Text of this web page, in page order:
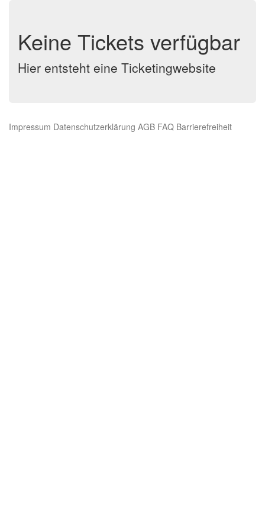
Keine Tickets verfügbar
Hier entsteht eine Ticketingwebsite
Impressum Datenschutzerklärung AGB FAQ Barrierefreiheit